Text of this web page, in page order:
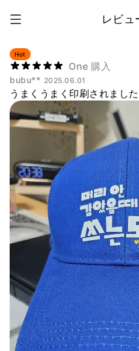
Hot
One 購入
bubu** 2025.06.01
うまくうまく印刷されました
レビュ
1個から制作
ノベル
アパレル
ファングッズ
ステッカー
紙製品
文具/オフィス
スマホ
リビング
ファブリック
スポーツ
アパレル
全商品
スウェッ
トシャツ
アウター